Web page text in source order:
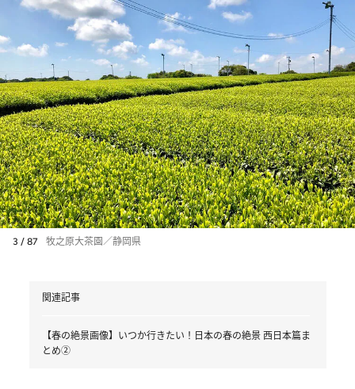
3 / 87 牧之原大茶園／静岡県
関連記事
【春の絶景画像】いつか行きたい！日本の春の絶景 西日本篇ま
とめ②